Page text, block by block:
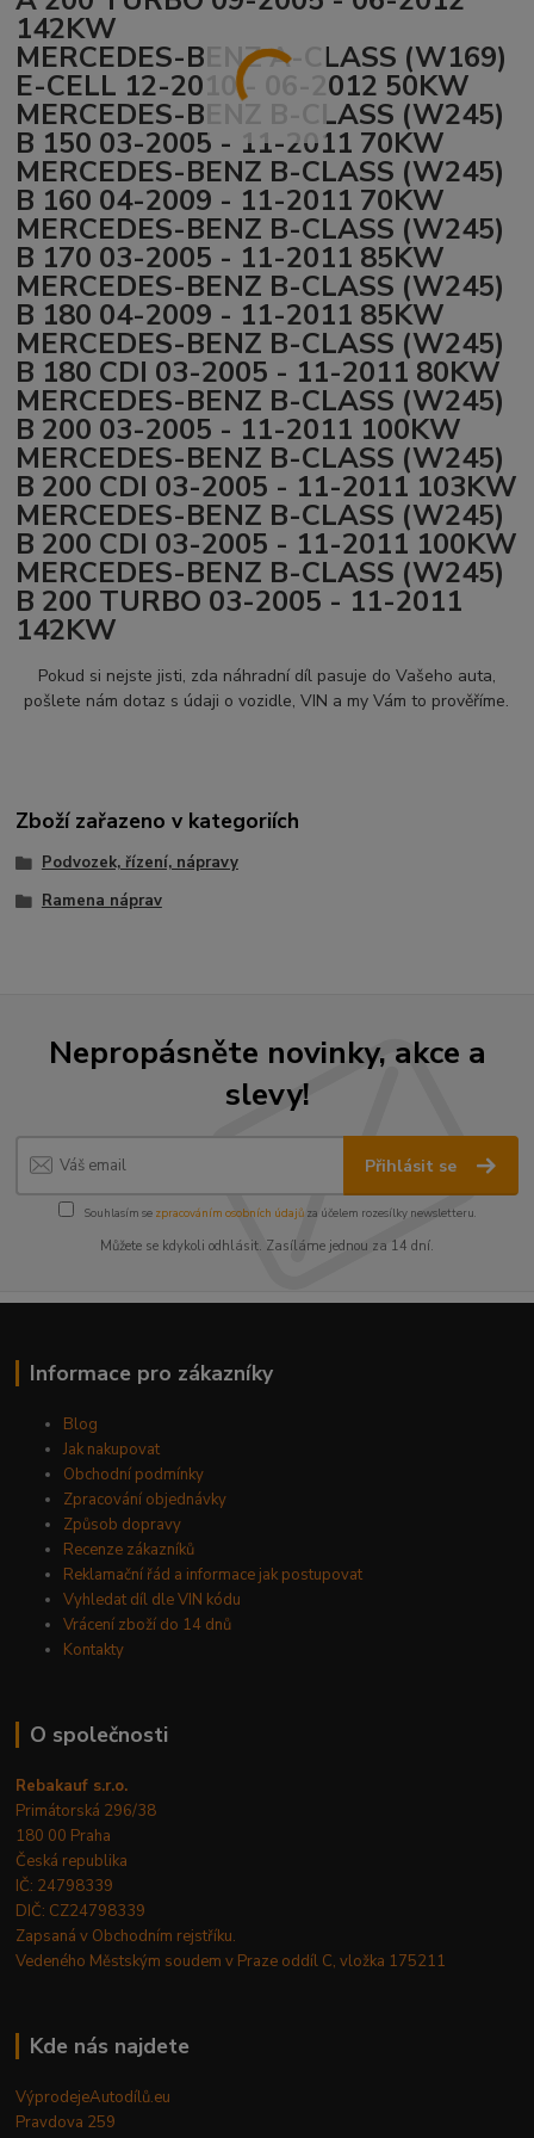
142KW
MERCEDES-BENZ A-CLASS (W169)
E-CELL 12-2010 - 06-2012 50KW
MERCEDES-BENZ B-CLASS (W245)
B 150 03-2005 - 11-2011 70KW
MERCEDES-BENZ B-CLASS (W245)
B 160 04-2009 - 11-2011 70KW
MERCEDES-BENZ B-CLASS (W245)
B 170 03-2005 - 11-2011 85KW
MERCEDES-BENZ B-CLASS (W245)
B 180 04-2009 - 11-2011 85KW
MERCEDES-BENZ B-CLASS (W245)
B 180 CDI 03-2005 - 11-2011 80KW
MERCEDES-BENZ B-CLASS (W245)
B 200 03-2005 - 11-2011 100KW
MERCEDES-BENZ B-CLASS (W245)
B 200 CDI 03-2005 - 11-2011 103KW
MERCEDES-BENZ B-CLASS (W245)
B 200 CDI 03-2005 - 11-2011 100KW
MERCEDES-BENZ B-CLASS (W245)
B 200 TURBO 03-2005 - 11-2011
142KW
Pokud si nejste jisti, zda náhradní díl pasuje do Vašeho auta,
pošlete nám dotaz s údaji o vozidle, VIN a my Vám to prověříme.
Zboží zařazeno v kategoriích
Podvozek, řízení, nápravy
Ramena náprav
Nepropásněte novinky, akce a
slevy!
Přihlásit se
Souhlasím se zpracováním osobních údajůza účelem rozesílky newsletteru.
Můžete se kdykoli odhlásit. Zasíláme jednou za 14 dní.
Informace pro zákazníky
Blog
Jak nakupovat
Obchodní podmínky
Zpracování objednávky
Způsob dopravy
Recenze zákazníků
Reklamační řád a informace jak postupovat
Vyhledat díl dle VIN kódu
Vrácení zboží do 14 dnů
Kontakty
O společnosti
Rebakauf s.r.o.
Primátorská 296/38
180 00 Praha
Česká republika
IČ: 24798339
DIČ: CZ24798339
Zapsaná v Obchodním rejstříku.
Vedeného Městským soudem v Praze oddíl C, vložka 175211
Kde nás najdete
VýprodejeAutodílů.eu
Pravdova 259